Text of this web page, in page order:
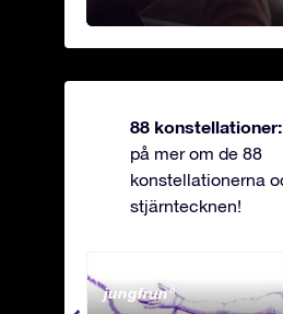
88 konstellationer:
på mer om de 88
konstellationerna
stjärntecknen!
Andromeda - Den
jungfrun